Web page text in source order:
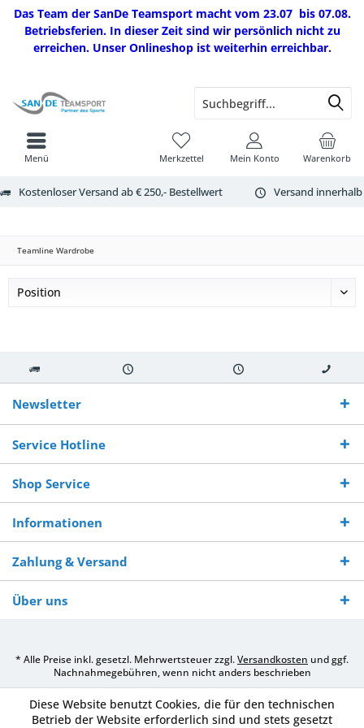
Das Team der SanDe Teamsport macht vom 23.07 bis 07.08.
Betriebsferien. In dieser Zeit sind wir persönlich nicht zu
erreichen. Unser Onlineshop ist weiterhin erreichbar.
Kostenloser Versand ab € 250,- Bestellwert Versand
Warenkorb
Merkzettel Mein Konto
Menü
Teamline Wardrobe
Kostenloser
Versand ab €
250,-
Versand innerhalb von Versand von So erreichen
Sie uns 0160
970 511 90
Newsletter
Service Hotline
Shop Service
Informationen
Zahlung & Versand
Über uns
* Alle Preise inkl. gesetzl. Mehrwertsteuer zzgl.Versandkosten und ggf.
Nachnahmegebühren, wenn nicht anders beschrieben
Diese Website benutzt Cookies, die für den technischen
Betrieb der Website erforderlich sind und stets gesetzt